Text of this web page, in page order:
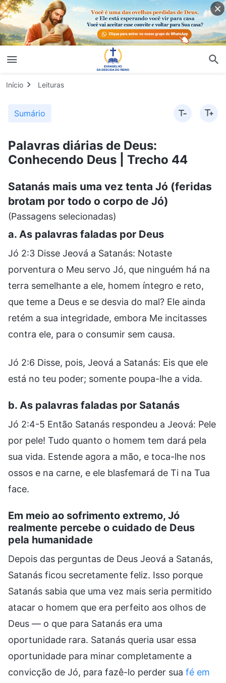
Início Leituras
Sumário
Palavras diárias de Deus:
Conhecendo Deus | Trecho 44
Satanás mais uma vez tenta Jó (feridas
brotam por todo o corpo de Jó)
(Passagens selecionadas)
a. As palavras faladas por Deus
Jó 2:3 Disse Jeová a Satanás: Notaste
porventura o Meu servo Jó, que ninguém há na
terra semelhante a ele, homem íntegro e reto,
que teme a Deus e se desvia do mal? Ele ainda
retém a sua integridade, embora Me incitasses
contra ele, para o consumir sem causa.
Jó 2:6 Disse, pois, Jeová a Satanás: Eis que ele
está no teu poder; somente poupa-lhe a vida.
b. As palavras faladas por Satanás
Jó 2:4-5 Então Satanás respondeu a Jeová: Pele
por pele! Tudo quanto o homem tem dará pela
sua vida. Estende agora a mão, e toca-lhe nos
ossos e na carne, e ele blasfemará de Ti na Tua
face.
Em meio ao sofrimento extremo, Jó
realmente percebe o cuidado de Deus
pela humanidade
Depois das perguntas de Deus Jeová a Satanás,
Satanás ficou secretamente feliz. Isso porque
Satanás sabia que uma vez mais seria permitido
atacar o homem que era perfeito aos olhos de
Deus — o que para Satanás era uma
oportunidade rara. Satanás queria usar essa
oportunidade para minar completamente a
convicção de Jó, para fazê-lo perder sua fé em